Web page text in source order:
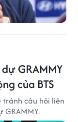
GRAMMY
của BTS
tránh câu hỏi liên